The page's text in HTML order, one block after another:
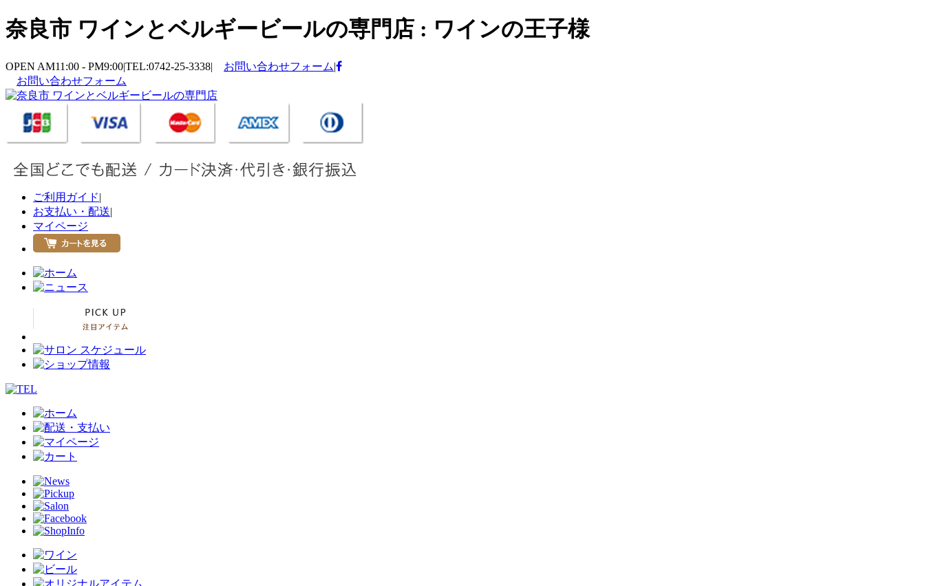
奈良市 ワインとベルギービールの専門店 : ワインの王子様
OPEN AM11:00 - PM9:00|TEL:0742-25-3338| お問い合わせフォーム|
お問い合わせフォーム
ご利用ガイド|
お支払い・配送|
マイページ